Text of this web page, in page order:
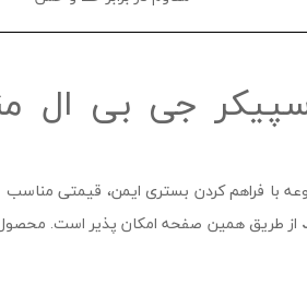
با فراهم کردن بستری ایمن، قیمتی
از طریق همین صفحه امکان پذیر است.